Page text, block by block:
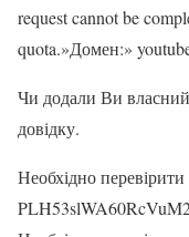
request cannot be
quota.»Домен:»
Чи додали Ви
довідку.
Необхідно